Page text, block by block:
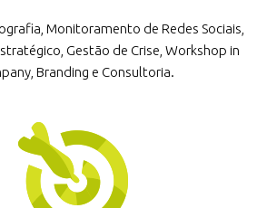
Monitoramento de Redes Sociais,
Gestão de Crise, Workshop in
Branding e Consultoria.